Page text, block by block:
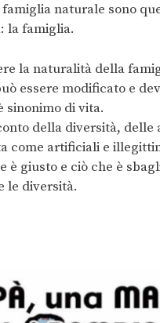
naturale sono
la famiglia.
la naturalità della
essere modificato e
sinonimo di vita.
della diversità,
come artificiali e
è giusto e ciò che è
le diversità.